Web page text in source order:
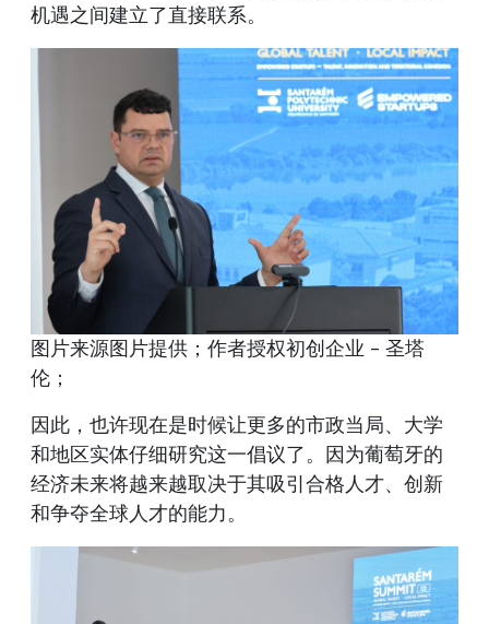
机遇之间建立了直接联系。
图片来源图片提供；作者授权初创企业 - 圣塔
伦；
因此，也许现在是时候让更多的市政当局、大学
和地区实体仔细研究这一倡议了。因为葡萄牙的
经济未来将越来越取决于其吸引合格人才、创新
和争夺全球人才的能力。